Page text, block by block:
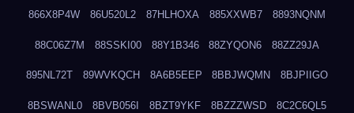
866X8P4W 86U520L2 87HLHOXA 885XXWB7 8893NQNM
88C06Z7M 88SSKI00 88Y1B346 88ZYQON6 88ZZ29JA
895NL72T 89WVKQCH 8A6B5EEP 8BBJWQMN 8BJPIIGO
8BSWANL0 8BVB056I 8BZT9YKF 8BZZZWSD 8C2C6QL5